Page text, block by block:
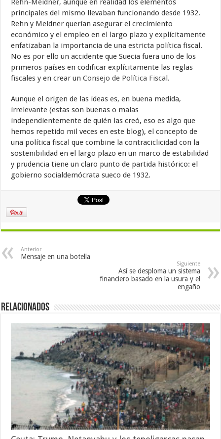
Rehn-Meidner, aunque en realidad los elementos
principales del mismo llevaban funcionando desde 1932.
Rehn y Meidner querían asegurar el crecimiento
económico y el empleo en el largo plazo y explícitamente
enfatizaban la importancia de una estricta política fiscal.
No es por ello un accidente que Suecia fuera uno de los
primeros países en codificar explícitamente las reglas
fiscales y en crear unConsejo de Política Fiscal.
Aunque el origen de las ideas es, en buena medida,
irrelevante (estas son buenas o malas
independientemente de quién las creó, eso es algo que
hemos repetido mil veces en este blog), el concepto de
una política fiscal que combine la contraciclicidad con la
sostenibilidad en el largo plazo en un marco de estabilidad
y prudencia tiene un claro punto de partida histórico: el
gobierno socialdemócrata sueco de 1932.
Anterior
Mensaje en una botella
Siguiente
Así se desploma un sistema
financiero basado en la usura y el
engaño
Relacionados